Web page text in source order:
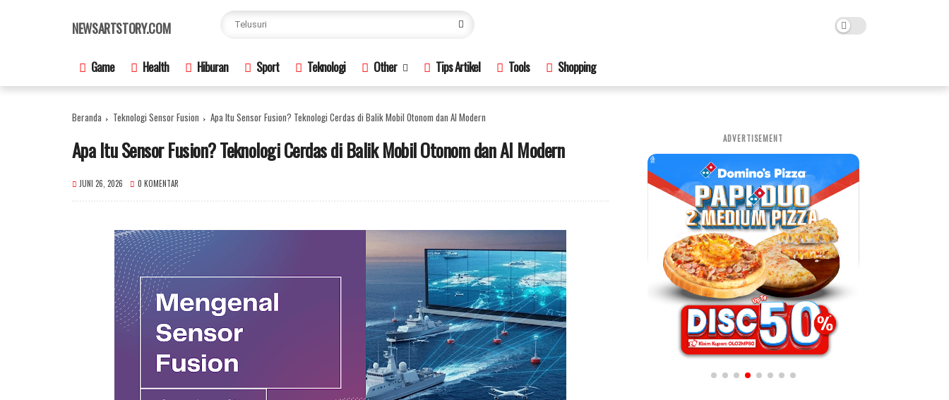
NEWSARTSTORY.COM
Game Health Hiburan Sport Teknologi Other Tips Artikel Tools Shopping
Beranda Teknologi Sensor Fusion Apa Itu Sensor Fusion? Teknologi Cerdas di Balik Mobil Otonom dan AI Modern
Apa Itu Sensor Fusion? Teknologi Cerdas di Balik Mobil Otonom dan AI Modern
JUNI 26, 2026 0 KOMENTAR
ADVERTISEMENT